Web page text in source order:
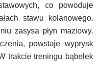
co powoduje
stawu kolanowego.
zasysa płyn maziowy.
powstaje wyprysk
trakcie treningu bąbelek